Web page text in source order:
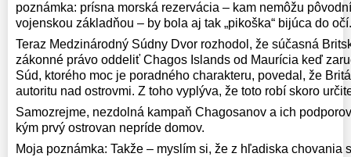
poznámka: prísna morská rezervácia – kam nemôžu
vojenskou základňou – by bola aj tak „pikoška“ bijúca do očí.
Teraz Medzinárodný Súdny Dvor rozhodol, že súčasná
zákonné právo oddeliť Chagos Islands od Maurícia keď
Súd, ktorého moc je poradného charakteru, povedal, že
autoritu nad ostrovmi. Z toho vyplýva, že toto robí skoro
Samozrejme, nezdolná kampaň Chagosanov a ich
kým prvý ostrovan nepríde domov.
Moja poznámka: Takže – myslím si, že z hľadiska chovania